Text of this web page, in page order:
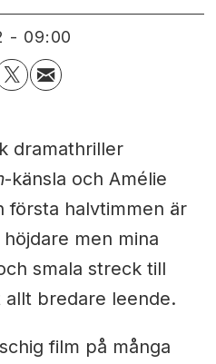
- 09:00
dramathriller
-känsla och Amélie
första halvtimmen är
men mina
smala streck till
bredare leende.
film på många